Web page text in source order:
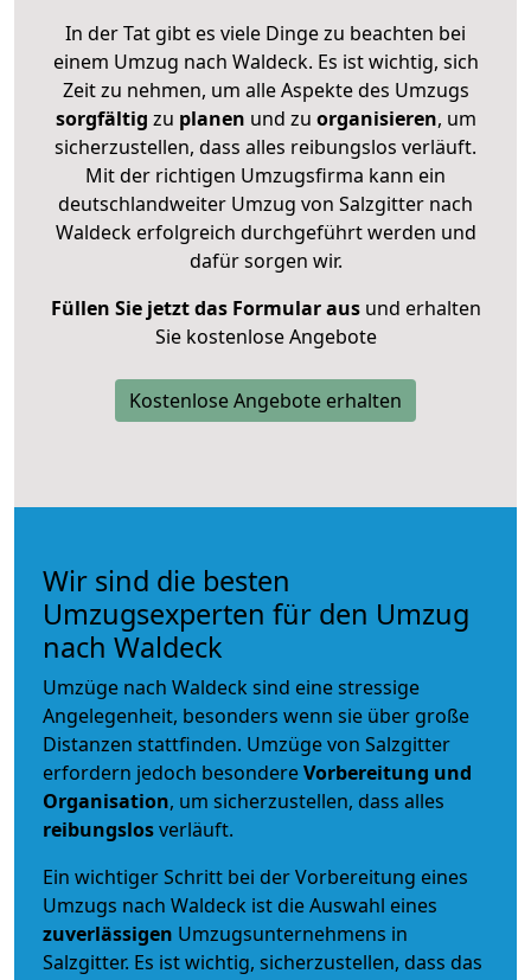
In der Tat gibt es viele Dinge zu beachten bei
einem Umzug nach Waldeck. Es ist wichtig, sich
Zeit zu nehmen, um alle Aspekte des Umzugs
sorgfältig zu planen und zu organisieren, um
sicherzustellen, dass alles reibungslos verläuft.
Mit der richtigen Umzugsfirma kann ein
deutschlandweiter Umzug von Salzgitter nach
Waldeck erfolgreich durchgeführt werden und
dafür sorgen wir.
Füllen Sie jetzt das Formular ausund erhalten
Sie kostenlose Angebote
Kostenlose Angebote erhalten
Wir sind die besten
Umzugsexperten für den Umzug
nach Waldeck
Umzüge nach Waldeck sind eine stressige
Angelegenheit, besonders wenn sie über große
Distanzen stattfinden. Umzüge von Salzgitter
erfordern jedoch besondereVorbereitung und
Organisation, um sicherzustellen, dass alles
reibungslosverläuft.
Ein wichtiger Schritt bei der Vorbereitung eines
Umzugs nach Waldeck ist die Auswahl eines
zuverlässigen Umzugsunternehmens in
Salzgitter. Es ist wichtig, sicherzustellen, dass das